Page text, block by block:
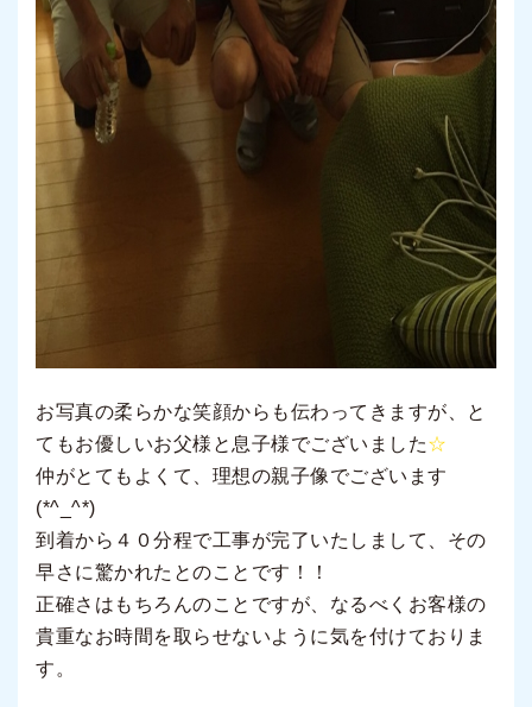
お写真の柔らかな笑顔からも伝わってきますが、と
てもお優しいお父様と息子様でございました☆
仲がとてもよくて、理想の親子像でございます
(*^_^*)
到着から４０分程で工事が完了いたしまして、その
早さに驚かれたとのことです！！
正確さはもちろんのことですが、なるべくお客様の
貴重なお時間を取らせないように気を付けておりま
す。